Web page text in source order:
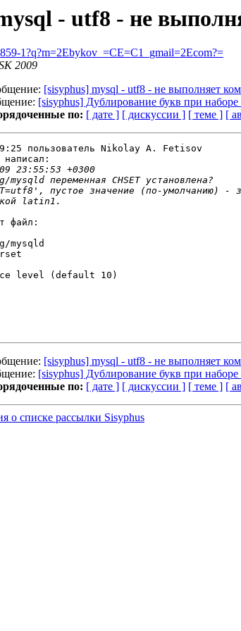
- utf8 - не
1?q?m=2Ebykov_=CE=C1_gmail=2Ecom?=
2009
[sisyphus] mysql - utf8 - не выполняет
[sisyphus] Дублирование букв при наборе
по: [ дате ] [ дискуссии ] [ теме ] [
пользователь Nikolay A. Fetisov
написал:
файл:
mysqld
level (default 10)
[sisyphus] mysql - utf8 - не выполняет
[sisyphus] Дублирование букв при наборе
по: [ дате ] [ дискуссии ] [ теме ] [
о списке рассылки Sisyphus